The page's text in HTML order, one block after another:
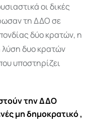
οι δικές
τη ΔΔΟ σε
δύο κρατών, η
λύση δυο κρατών
υποστηρίζει
την ΔΔΟ
μη δημοκρατικό ,